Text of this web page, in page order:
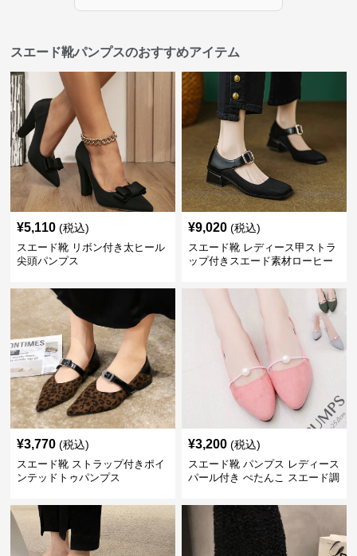
スエード靴パンプスのおすすめアイテム
¥5,110 (税込)
スエード靴 リボン付き太ヒール
尖頭パンプス
¥9,020 (税込)
スエード靴 レディース甲ストラ
ップ付きスエード素材ローヒー
¥3,770 (税込)
スエード靴 ストラップ付きポイ
ンテッドトゥパンプス
¥3,200 (税込)
スエード靴 パンプス レディース
パール付き ぺたんこ スエード調